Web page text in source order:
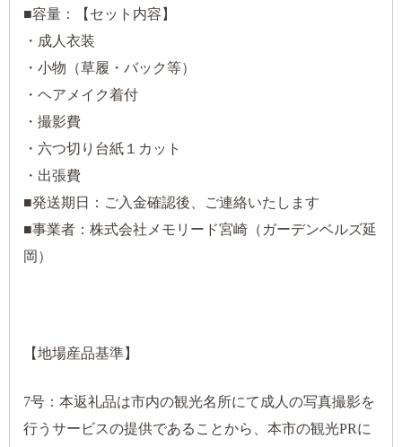
■容量：【セット内容】
・成人衣装
・小物（草履・バック等）
・ヘアメイク着付
・撮影費
・六つ切り台紙１カット
・出張費
■発送期日：ご入金確認後、ご連絡いたします
■事業者：株式会社メモリード宮崎（ガーデンベルズ延
岡）
【地場産品基準】
7号：本返礼品は市内の観光名所にて成人の写真撮影を
行うサービスの提供であることから、本市の観光PRに